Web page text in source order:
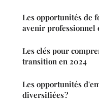
Les opportunités de
avenir professionnel
Les clés pour
transition en 2024
Les opportunités
diversifiées ?